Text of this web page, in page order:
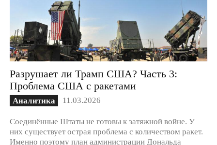
Разрушает ли Трамп США? Часть 3:
Проблема США с ракетами
Аналитика 11.03.2026
Соединённые Штаты не готовы к затяжной войне. У
них существует острая проблема с количеством ракет.
Именно поэтому план администрации Дональда